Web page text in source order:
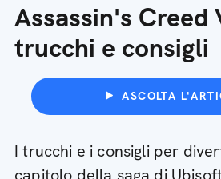
Assassin's Creed
trucchi e consigli
ASCOLTA
I trucchi e i consigli per